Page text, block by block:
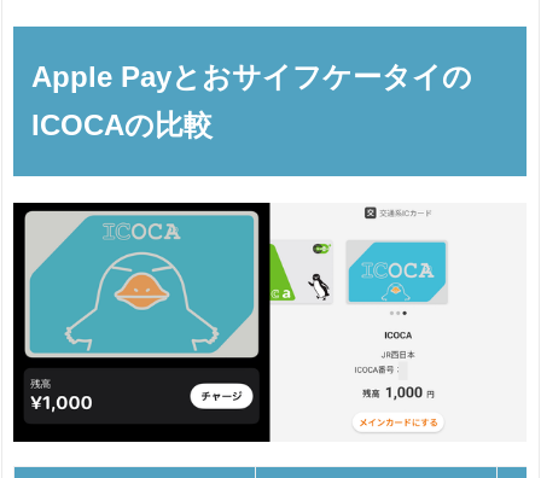
Apple Payとおサイフケータイの
ICOCAの比較